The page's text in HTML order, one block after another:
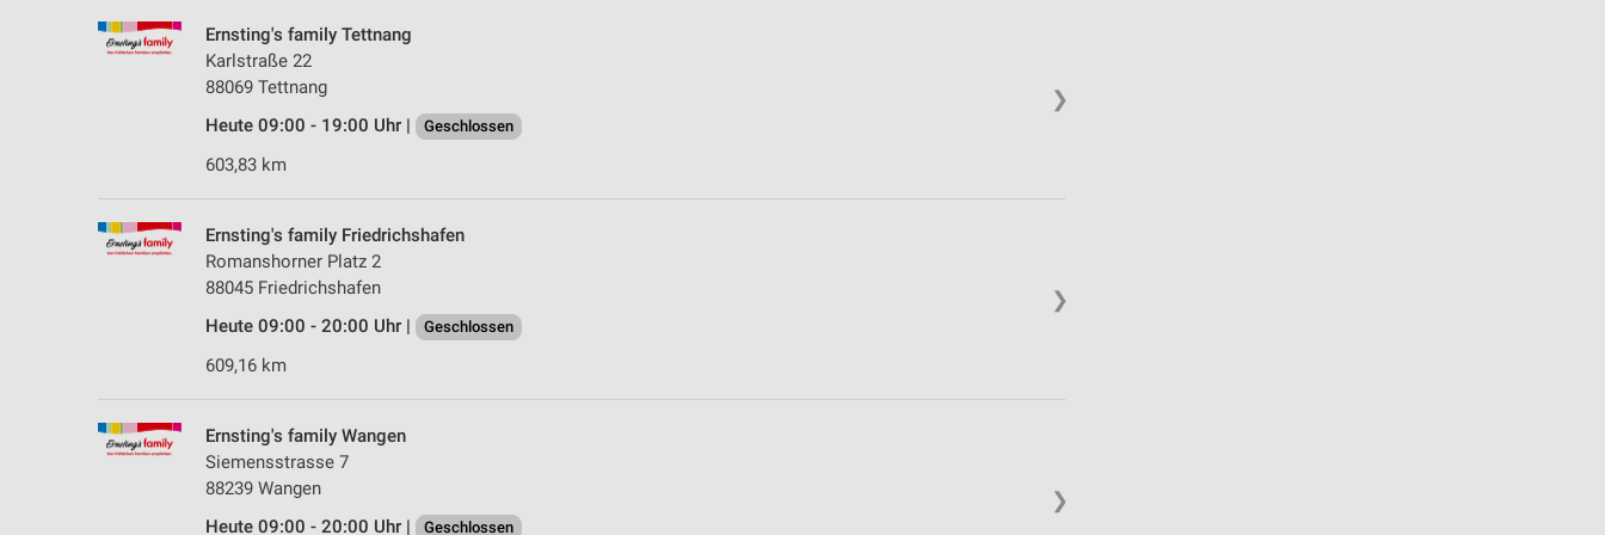
❯
Ernsting's family Tettnang
Karlstraße 22
88069 Tettnang
Heute 09:00 - 19:00 Uhr |
Geschlossen
603,83 km
❯
Ernsting's family Friedrichshafen
Romanshorner Platz 2
88045 Friedrichshafen
Heute 09:00 - 20:00 Uhr |
Geschlossen
609,16 km
❯
Ernsting's family Wangen
Siemensstrasse 7
88239 Wangen
Heute 09:00 - 20:00 Uhr |
Geschlossen